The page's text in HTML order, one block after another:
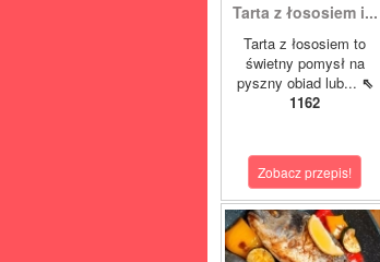
Tarta z łososiem i...
Tarta z łososiem to
świetny pomysł na
pyszny obiad lub... ⇖
1162
Zobacz przepis!